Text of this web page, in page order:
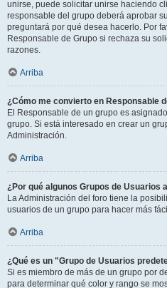
unirse, puede solicitar unirse haciendo
responsable del grupo deberá aprobar
preguntará por qué desea hacerlo. Por
Responsable de Grupo si rechaza su
razones.
Arriba
¿Cómo me convierto en Responsable
El Responsable de un grupo es
grupo. Si está interesado en crear un
Administración.
Arriba
¿Por qué algunos Grupos de Usuarios
La Administración del foro tiene la
usuarios de un grupo para hacer más
Arriba
¿Qué es un "Grupo de Usuarios
Si es miembro de más de un grupo por
para determinar qué color y rango se